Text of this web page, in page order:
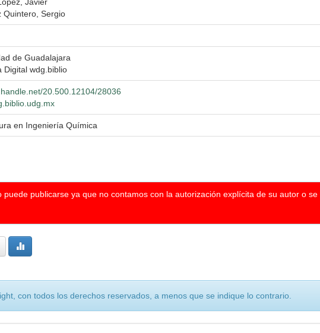
Quintero, Sergio
de Guadalajara
Digital wdg.biblio
20.500.12104/28036
en Ingeniería Química
publicarse ya que no contamos con la autorización explícita de su autor o
con todos los derechos reservados, a menos que se indique lo contrario.